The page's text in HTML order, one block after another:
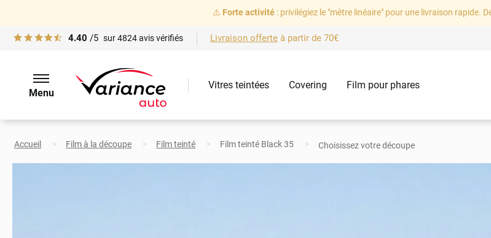
⚠️ Forte activité: privilégiez le "mètre linéaire" pour une livraison rapide.
4.40 /5 sur4824avis vérifiés Livraison offerteà partir de 70€
Menu
Vitres teintées Covering Film pour phares
Accueil Film à la découpe Film teinté Film teinté Black 35 Choisissez votre découpe